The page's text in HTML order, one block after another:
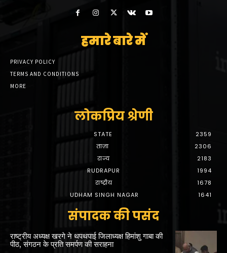
हमारे बारे में
PRIVACY POLICY
TERMS AND CONDITIONS
MORE
लोकप्रिय श्रेणी
STATE
2359
ताज़ा
2306
राज्य
2183
RUDRAPUR
1994
राष्ट्रीय
1678
UDHAM SINGH NAGAR
1641
संपादक की पसंद
राष्ट्रीय अध्यक्ष खरगे ने थपथपाई जिलाध्यक्ष हिमांशु गाबा की
पीठ, संगठन के प्रति समर्पण की सराहना